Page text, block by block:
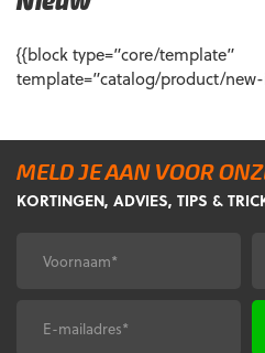
content
{{block type=”core/template”
template=”catalog/product/
MELD JE AAN VOOR
KORTINGEN, ADVIES, TIPS &
Voornaam*